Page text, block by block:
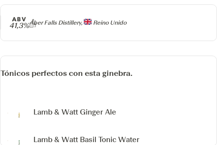
Producer
Aber Falls Distillery, Reino Unido
ABV
41,3%
Tónicos perfectos con esta ginebra.
Lamb & Watt Ginger Ale
Lamb & Watt Basil Tonic Water